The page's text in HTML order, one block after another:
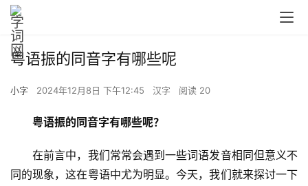
粤语振的同音字有哪些呢
小字 2024年12月8日 下午12:45 汉字 阅读 20
粤语振的同音字有哪些呢？
在前言中，我们常常会遇到一些词语发音相同但意义不
同的现象，这在粤语中尤为明显。今天，我们就来探讨一下